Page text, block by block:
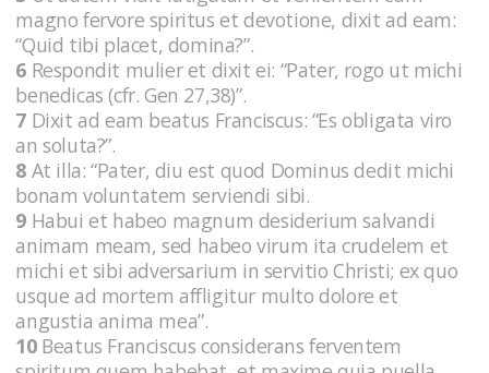
magno fervore spiritus et devotione, dixit ad eam:
“Quid tibi placet, domina?”.
6 Respondit mulier et dixit ei: “Pater, rogo ut michi
benedicas (cfr. Gen 27,38)”.
7 Dixit ad eam beatus Franciscus: “Es obligata viro
an soluta?”.
8 At illa: “Pater, diu est quod Dominus dedit michi
bonam voluntatem serviendi sibi.
9 Habui et habeo magnum desiderium salvandi
animam meam, sed habeo virum ita crudelem et
michi et sibi adversarium in servitio Christi; ex quo
usque ad mortem affligitur multo dolore et
angustia anima mea”.
10Beatus Franciscus considerans ferventem